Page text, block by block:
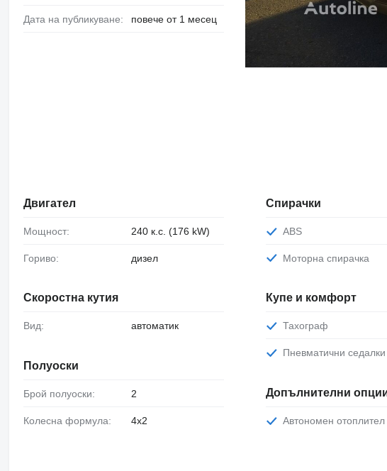
Дата на публикуване: повече от 1 месец
Двигател
Мощност: 240 к.с. (176 kW)
Гориво: дизел
Скоростна кутия
Вид: автоматик
Полуоски
Брой полуоски: 2
Колесна формула: 4x2
Спирачки
ABS
Моторна спирачка
Купе и комфорт
Тахограф
Пневматични седалки
Допълнителни
Автономен отоплител